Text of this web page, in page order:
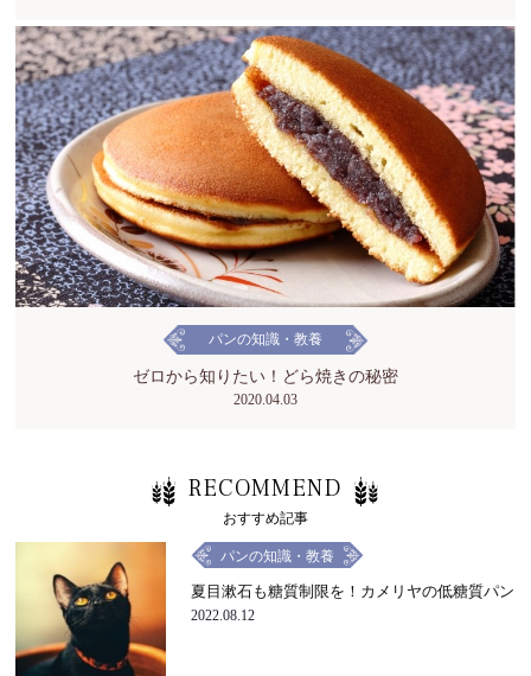
パンの知識・教養
ゼロから知りたい！どら焼きの秘密
2020.04.03
RECOMMEND
おすすめ記事
パンの知識・教養
夏目漱石も糖質制限を！カメリヤの低糖質パン
2022.08.12